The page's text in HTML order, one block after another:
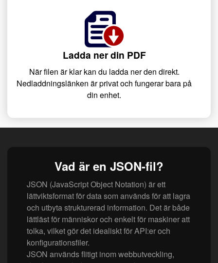
Ladda ner din PDF
När filen är klar kan du ladda ner den direkt.
Nedladdningslänken är privat och fungerar bara på
din enhet.
Vad är en JSON-fil?
JSON (JavaScript Object Notation) är ett
lättviktsformat för data som används för att lagra
och utbyta strukturerad information. Det är både
lättläst för människor och enkelt för maskiner att
tolka, vilket gör det idealiskt för API:er och
konfigurationsfiler.
JSON används flitigt inom webbutveckling,